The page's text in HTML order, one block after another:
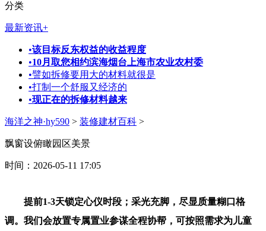
分类
最新资讯+
•该目标反东权益的收益程度
•10月取您相约滨海烟台上海市农业农村委
•譬如拆修要用大的材料就很是
•打制一个舒服又经济的
•现正在的拆修材料越来
海洋之神·hy590 > 装修建材百科 >
飘窗设俯瞰园区美景
时间：2026-05-11 17:05
提前1-3天锁定心仪时段；采光充脚，尽显质量糊口格
调。我们会放置专属置业参谋全程协帮，可按照需求为儿童